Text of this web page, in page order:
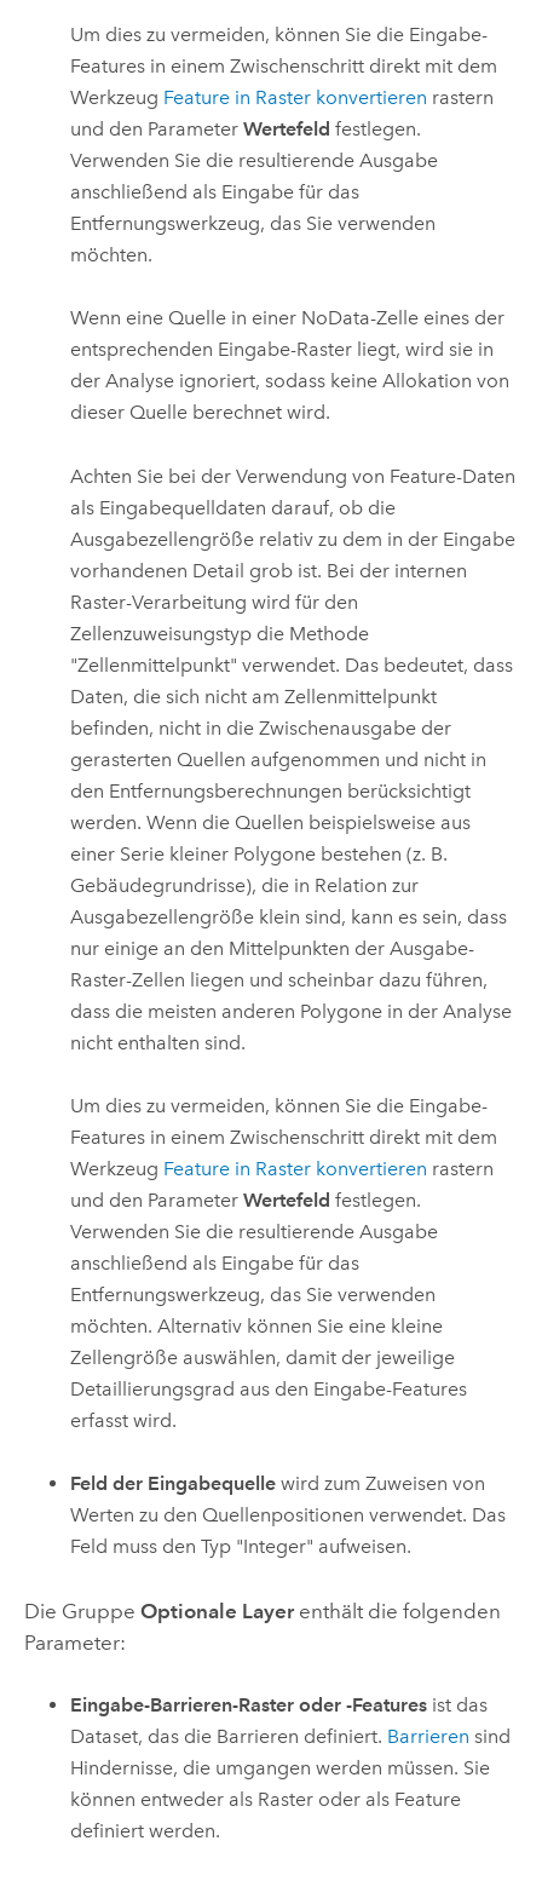
Um dies zu vermeiden, können Sie die Eingabe-
Features in einem Zwischenschritt direkt mit dem
Werkzeug Feature in Raster konvertieren rastern
und den ParameterWertefeld festlegen.
Verwenden Sie die resultierende Ausgabe
anschließend als Eingabe für das
Entfernungswerkzeug, das Sie verwenden
möchten.
Wenn eine Quelle in einer NoData-Zelle eines der
entsprechenden Eingabe-Raster liegt, wird sie in
der Analyse ignoriert, sodass keine Allokation von
dieser Quelle berechnet wird.
Achten Sie bei der Verwendung von Feature-Daten
als Eingabequelldaten darauf, ob die
Ausgabezellengröße relativ zu dem in der Eingabe
vorhandenen Detail grob ist. Bei der internen
Raster-Verarbeitung wird für den
Zellenzuweisungstyp die Methode
"Zellenmittelpunkt" verwendet. Das bedeutet, dass
Daten, die sich nicht am Zellenmittelpunkt
befinden, nicht in die Zwischenausgabe der
gerasterten Quellen aufgenommen und nicht in
den Entfernungsberechnungen berücksichtigt
werden. Wenn die Quellen beispielsweise aus
einer Serie kleiner Polygone bestehen (z. B.
Gebäudegrundrisse), die in Relation zur
Ausgabezellengröße klein sind, kann es sein, dass
nur einige an den Mittelpunkten der Ausgabe-
Raster-Zellen liegen und scheinbar dazu führen,
dass die meisten anderen Polygone in der Analyse
nicht enthalten sind.
Um dies zu vermeiden, können Sie die Eingabe-
Features in einem Zwischenschritt direkt mit dem
Werkzeug Feature in Raster konvertieren rastern
und den ParameterWertefeld festlegen.
Verwenden Sie die resultierende Ausgabe
anschließend als Eingabe für das
Entfernungswerkzeug, das Sie verwenden
möchten. Alternativ können Sie eine kleine
Zellengröße auswählen, damit der jeweilige
Detaillierungsgrad aus den Eingabe-Features
erfasst wird.
Feld der Eingabequelle wird zum Zuweisen von
Werten zu den Quellenpositionen verwendet. Das
Feld muss den Typ "Integer" aufweisen.
Die Gruppe Optionale Layerenthält die folgenden
Parameter:
Eingabe-Barrieren-Raster oder -Features ist das
Dataset, das die Barrieren definiert. Barrieren sind
Hindernisse, die umgangen werden müssen. Sie
können entweder als Raster oder als Feature
definiert werden.